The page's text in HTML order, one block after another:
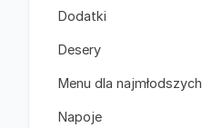
Dodatki
Desery
Menu dla najmłodszych
Napoje